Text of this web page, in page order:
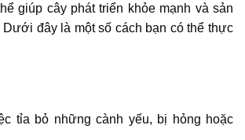
giúp cây phát triển khỏe mạnh và sản
Dưới đây là một số cách bạn có thể thực
tỉa bỏ những cành yếu, bị hỏng hoặc